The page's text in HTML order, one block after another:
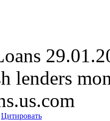
lenders
Цитировать